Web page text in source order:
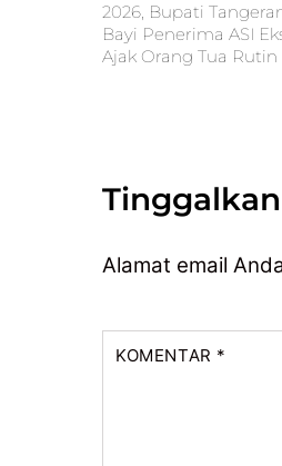
2026, Bupati
Bayi Penerima ASI
Ajak Orang Tua
Alamat email
KOMENTAR *